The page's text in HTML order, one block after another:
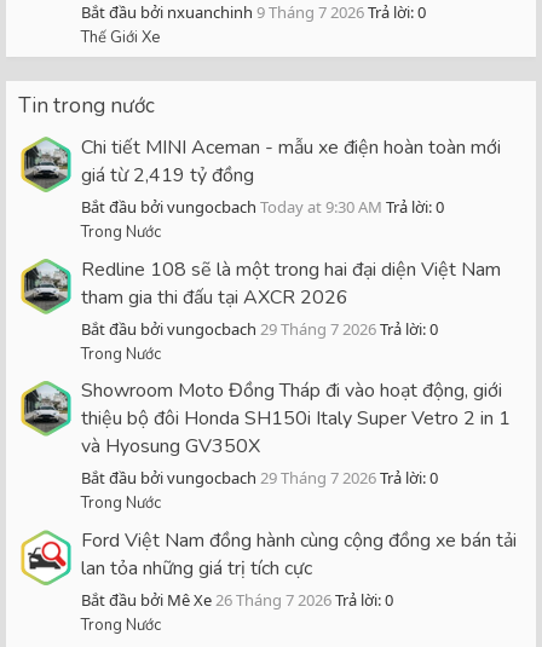
Bắt đầu bởi nxuanchinh 9 Tháng 7 2026Trả lời: 0
Thế Giới Xe
Tin trong nước
Chi tiết MINI Aceman - mẫu xe điện hoàn toàn mới
giá từ 2,419 tỷ đồng
Bắt đầu bởi vungocbach Today at 9:30 AM Trả lời: 0
Trong Nước
Redline 108 sẽ là một trong hai đại diện Việt Nam
tham gia thi đấu tại AXCR 2026
Bắt đầu bởi vungocbach 29 Tháng 7 2026Trả lời: 0
Trong Nước
Showroom Moto Đồng Tháp đi vào hoạt động, giới
thiệu bộ đôi Honda SH150i Italy Super Vetro 2 in 1
và Hyosung GV350X
Bắt đầu bởi vungocbach 29 Tháng 7 2026Trả lời: 0
Trong Nước
Ford Việt Nam đồng hành cùng cộng đồng xe bán tải
lan tỏa những giá trị tích cực
Bắt đầu bởi Mê Xe26 Tháng 7 2026Trả lời: 0
Trong Nước